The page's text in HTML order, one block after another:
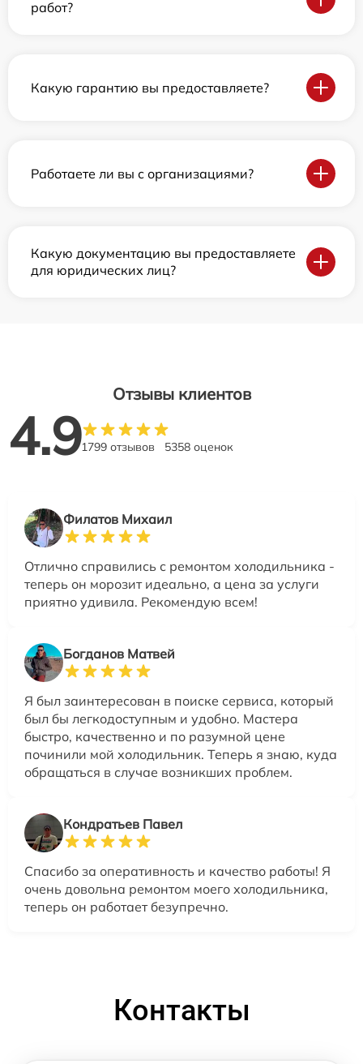
работ?
Какую гарантию вы предоставляете?
Работаете ли вы с организациями?
Какую документацию вы предоставляете
для юридических лиц?
Отзывы клиентов
4.91799 отзывов 5358 оценок
Филатов Михаил
Отлично справились с ремонтом холодильника -
теперь он морозит идеально, а цена за услуги
приятно удивила. Рекомендую всем!
Богданов Матвей
Я был заинтересован в поиске сервиса, который
был бы легкодоступным и удобно. Мастера
быстро, качественно и по разумной цене
починили мой холодильник. Теперь я знаю, куда
обращаться в случае возникших проблем.
Кондратьев Павел
Спасибо за оперативность и качество работы! Я
очень довольна ремонтом моего холодильника,
теперь он работает безупречно.
Контакты